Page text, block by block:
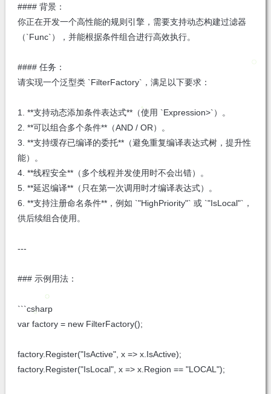
#### 背景：
你正在开发一个高性能的规则引擎，需要支持动态构建过滤器
（`Func`），并能根据条件组合进行高效执行。
#### 任务：
请实现一个泛型类 `FilterFactory`，满足以下要求：
1. **支持动态添加条件表达式**（使用 `Expression>`）。
2. **可以组合多个条件**（AND / OR）。
3. **支持缓存已编译的委托**（避免重复编译表达式树，提升性
能）。
4. **线程安全**（多个线程并发使用时不会出错）。
5. **延迟编译**（只在第一次调用时才编译表达式）。
6. **支持注册命名条件**，例如 `"HighPriority"` 或 `"IsLocal"`，
供后续组合使用。
---
### 示例用法：
```csharp
var factory = new FilterFactory();
factory.Register("IsActive", x => x.IsActive);
factory.Register("IsLocal", x => x.Region == "LOCAL");